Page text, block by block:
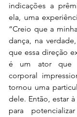
indicações a
ela, uma
“Creio que a
dança, na
que essa direção
é um ator que
corporal
tornou uma
dele. Então, estar
para